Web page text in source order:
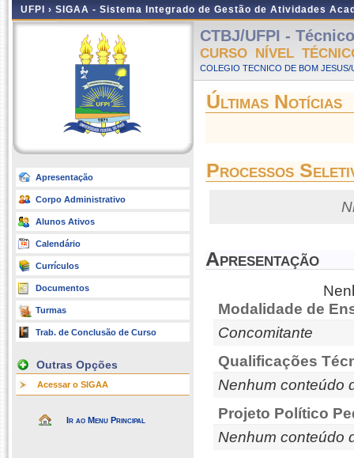
UFPI › SIGAA - Sistema Integrado de Gestão de Atividades
Apresentação
Corpo Administrativo
Alunos Ativos
Calendário
Currículos
Documentos
Turmas
Trab. de Conclusão de Curso
Outras Opções
Acessar o SIGAA
Ir ao Menu Principal
CTBJ/UFPI -
CURSO NÍVEL
COLEGIO TECNICO DE BOM JESUS/
Últimas Notícias
Processos
Apresentação
Modalidade de
Concomitante
Qualificações
Nenhum conteúdo
Projeto Político
Nenhum conteúdo